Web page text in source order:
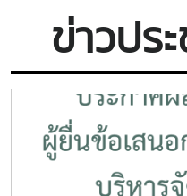
คณะกรรมการป้องกันและปร
ลงพื้นที่สำรวจความพร้อมขอ
มหาวิทยาลัย2.ศูนย์ความเป็น
สำหรับบัณฑิตผู้ประกอบการ
สำนักวิจัยและส่งเสริมวิชากา
วิทยาศาสตร์และเทคโนโลยี
วิทยาศาสตร์5.ห้องปฏิบัติการ
ภรณ์ คณะวิทยาศาสตร์6.ห้อง
วิศวกรรมและอุตสาหกรรมเ
ข่าวปร